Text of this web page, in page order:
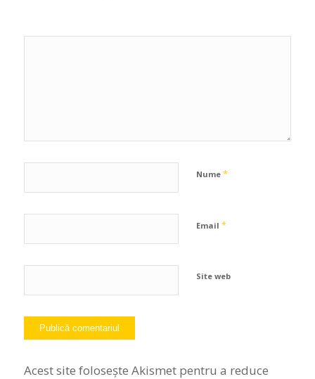
Nume *
Email *
Site web
Acest site folosește Akismet pentru a reduce